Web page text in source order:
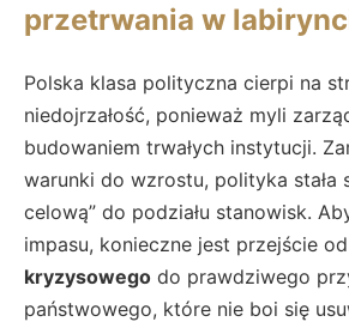
przetrwania w
Polska klasa polityczna cierpi na
niedojrzałość, ponieważ myli
budowaniem trwałych instytucji.
warunki do wzrostu, polityka stała
celową” do podziału stanowisk.
impasu, konieczne jest przejście od
kryzysowego do prawdziwego
państwowego, które nie boi się